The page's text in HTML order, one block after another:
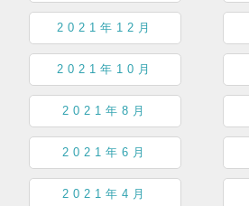
2021年12月
2021年10月
2021年8月
2021年6月
2021年4月